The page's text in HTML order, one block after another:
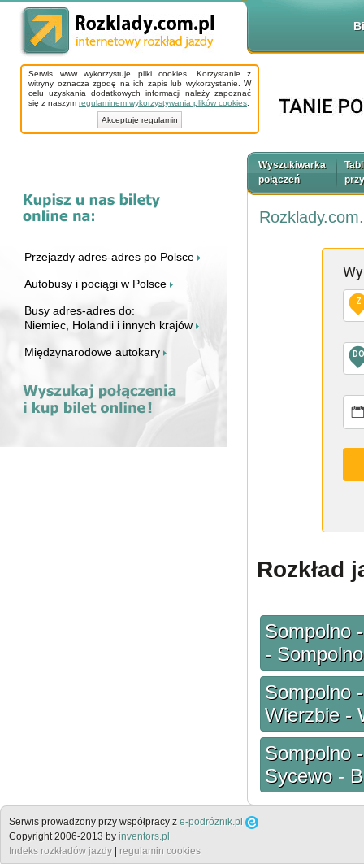
Serwis www wykorzystuje pliki cookies. Korzystanie z
witryny oznacza zgodę na ich zapis lub wykorzystanie. W
celu uzyskania dodatkowych informacji należy zapoznać
się z naszym regulaminem wykorzystywania plików cookies
Akceptuję regulamin
Przejazdy adres-adres po Polsce
Autobusy i pociągi w Polsce
Busy adres-adres do:
Niemiec, Holandii i innych krajów
Międzynarodowe autokary
Wyszukiwarka
połączeń
Z
DO
Rozkład
Sompolno
- Sompolno
Sompolno
Wierzbie -
Sompolno
Sycewo -
Serwis prowadzony przy współpracy z e-podróżnik.pl
Copyright 2006-2013 by inventors.pl
Indeks rozkładów jazdy
regulamin cookies